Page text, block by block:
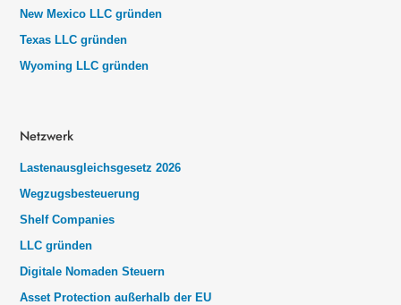
New Mexico LLC gründen
Texas LLC gründen
Wyoming LLC gründen
Netzwerk
Lastenausgleichsgesetz 2026
Wegzugsbesteuerung
Shelf Companies
LLC gründen
Digitale Nomaden Steuern
Asset Protection außerhalb der EU